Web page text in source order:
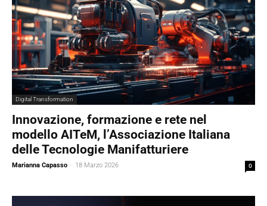
Digital Transformation
Innovazione, formazione e rete nel
modello AITeM, l’Associazione Italiana
delle Tecnologie Manifatturiere
Marianna Capasso - 18 Marzo 2026 0